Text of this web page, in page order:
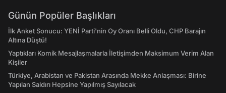
Günün Popüler Başlıkları
İlk Anket Sonucu: YENİ Parti'nin Oy Oranı Belli Oldu, CHP Barajın
Altına Düştü!
Yaptıkları Komik Mesajlaşmalarla İletişimden Maksimum Verim Alan
Kişiler
Türkiye, Arabistan ve Pakistan Arasında Mekke Anlaşması: Birine
Yapılan Saldırı Hepsine Yapılmış Sayılacak